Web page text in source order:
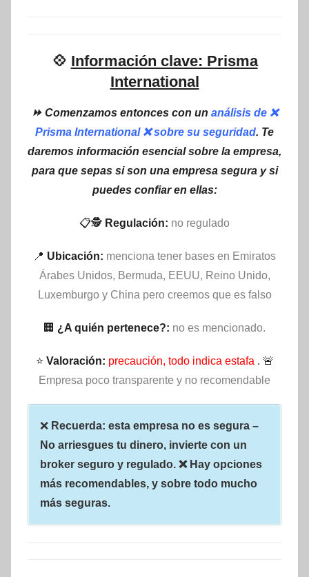
💠 Información clave: Prisma
International
⏩ Comenzamos entonces con un análisis de ❌
Prisma International ❌ sobre su seguridad. Te
daremos información esencial sobre la empresa,
para que sepas si son una empresa segura y si
puedes confiar en ellas:
📋🕵 Regulación: no regulado
📍 Ubicación: menciona tener bases en Emiratos
Árabes Unidos, Bermuda, EEUU, Reino Unido,
Luxemburgo y China pero creemos que es falso
🏢 ¿A quién pertenece?: no es mencionado.
⭐ Valoración: precaución, todo indica estafa . 🚨
Empresa poco transparente y no recomendable
❌ Recuerda: esta empresa no es segura –
No arriesgues tu dinero, invierte con un
broker seguro y regulado. ❌ Hay opciones
más recomendables, y sobre todo mucho
más seguras.